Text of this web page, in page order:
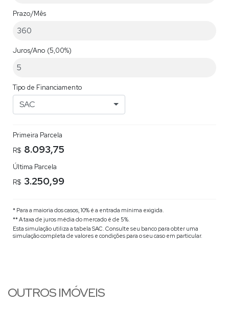
Prazo/Mês
Juros/Ano (5,00%)
Tipo de Financiamento
SAC
Primeira Parcela
R$ 8.093,75
Última Parcela
R$ 3.250,99
* Para a maioria dos casos, 10% é a entrada mínima exigida.
** A taxa de juros média do mercado é de 5%.
Esta simulação utiliza a tabela SAC. Consulte seu banco para obter uma
simulação completa de valores e condições para o seu caso em particular.
OUTROS IMÓVEIS